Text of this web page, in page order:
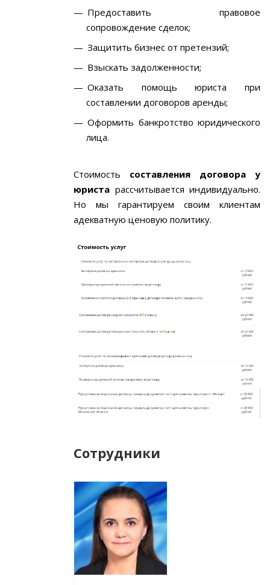
Предоставить правовое
сопровождение сделок;
Защитить бизнес от претензий;
Взыскать задолженности;
Оказать помощь юриста при
составлении договоров аренды;
Оформить банкротство юридического
лица.
Стоимость составления договора у
юриста рассчитывается индивидуально.
Но мы гарантируем своим клиентам
адекватную ценовую политику.
Сотрудники